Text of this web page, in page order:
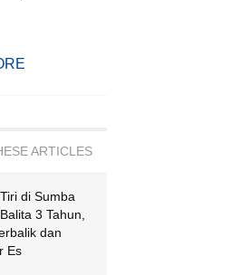
ARTICLES
di Sumba
3 Tahun,
dan
Es